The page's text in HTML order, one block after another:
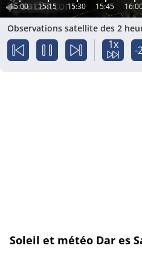
15:00 15:15 15:30 15:45
Observations satellite des 2
1x -
Soleil et météo Dar es